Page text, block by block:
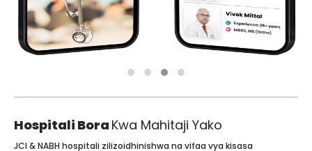
Hospitali Bora Kwa Mahitaji Yako
JCI & NABH hospitali zilizoidhinishwa na vifaa vya kisasa